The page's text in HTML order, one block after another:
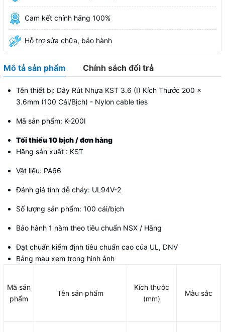
Cam kết chính hãng 100%
Hỗ trợ sửa chữa, bảo hành
Mô tả sản phẩm Chính sách đổi trả
Tên thiết bị: Dây Rút Nhựa KST 3.6 (I) Kích Thước 200 x
3.6mm (100 Cái/Bịch) - Nylon cable ties
Mã sản phẩm: K-200I
Tối thiểu 10 bịch / đơn hàng
Hãng sản xuất : KST
Vật liệu: PA66
Đánh giá tính dễ cháy: UL94V-2
Số lượng sản phẩm: 100 cái/bịch
Bảo hành 1 năm theo tiêu chuẩn NSX / Hãng
Đạt chuẩn kiểm định tiêu chuẩn cao của UL, DNV
Bảng màu xem trong hình ảnh
Mã sản
phẩm
Tên sản phẩm
Kích thước
(mm)
Màu sắc